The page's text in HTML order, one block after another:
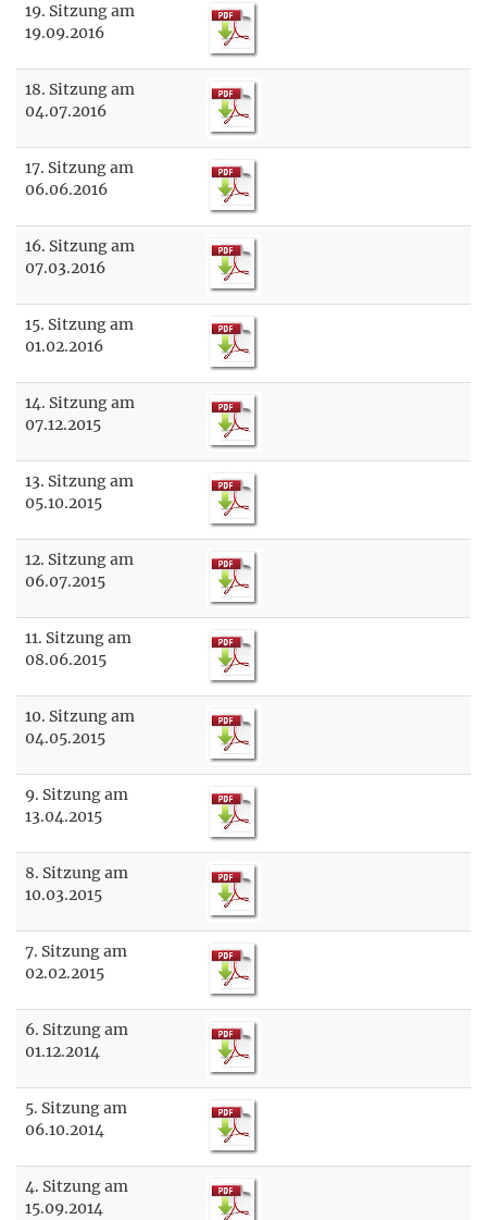
19. Sitzung am
19.09.2016
18. Sitzung am
04.07.2016
17. Sitzung am
06.06.2016
16. Sitzung am
07.03.2016
15. Sitzung am
01.02.2016
14. Sitzung am
07.12.2015
13. Sitzung am
05.10.2015
12. Sitzung am
06.07.2015
11. Sitzung am
08.06.2015
10. Sitzung am
04.05.2015
9. Sitzung am
13.04.2015
8. Sitzung am
10.03.2015
7. Sitzung am
02.02.2015
6. Sitzung am
01.12.2014
5. Sitzung am
06.10.2014
4. Sitzung am
15.09.2014